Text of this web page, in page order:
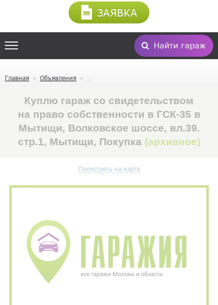
Найти гараж
ЗАЯВКА
Главная Объявления
Куплю гараж со свидетельством
на право собственности в ГСК-35 в
Мытищи, Волковское шоссе, вл.39.
стр.1, Мытищи, Покупка (архивное)
Посмотреть на карте